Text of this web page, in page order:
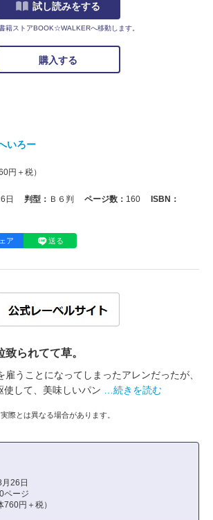
試し読みをする
籍ストアBOOK☆WALKERへ移動します。
購入する
いろー
円＋税）
日 判型： Ｂ６判 ページ数： 160
ISBN：
ア 送る
られてて草。
雇うことになってしまったアレンだったが、
使して、美味しいパン
…続きを読む
際とは異なる場合があります。
26日
ページ
円＋税）